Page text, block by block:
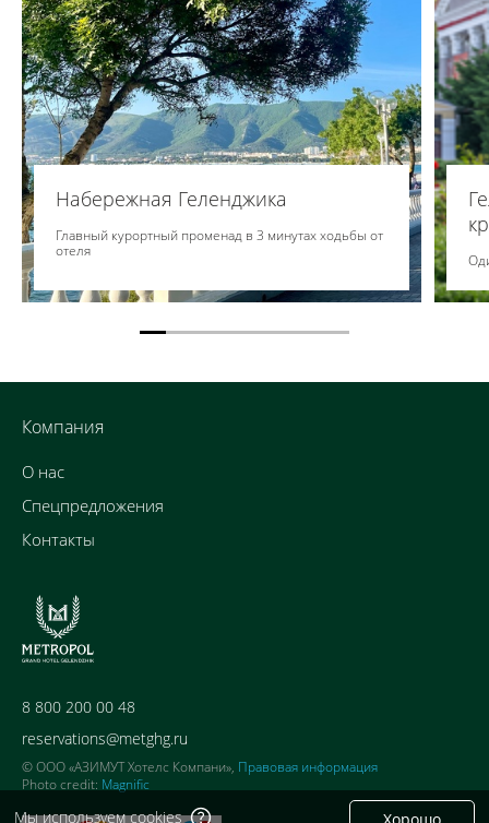
Набережная Геленджика
Главный курортный променад в 3 минутах ходьбы от
отеля
Компания
О нас
Спецпредложения
Контакты
8 800 200 00 48
reservations@metghg.ru
© ООО «АЗИМУТ Хотелс Компани», Правовая информация
Photo credit: Magnific
Мы используем cookies Хорошо